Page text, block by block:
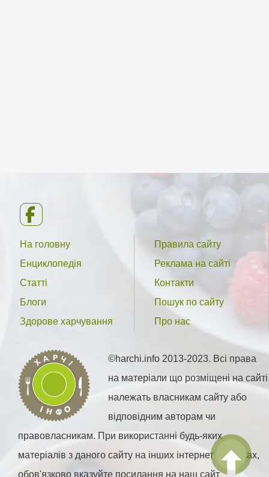
На головну
Енциклопедія
Статті
Блоги
Здорове харчування
Правила сайту
Реклама на сайті
Контакти
Пошук по сайту
Про нас
©harchi.info 2013-2023. Всі права
на матеріали що розміщені на сайті
належать власникам сайту або
відповідним авторам чи
правовласникам. При використанні будь-яких
матеріалів з даного сайту на інших інтернет ресурсах,
обов'язково вказуйте посилання на наш сайт